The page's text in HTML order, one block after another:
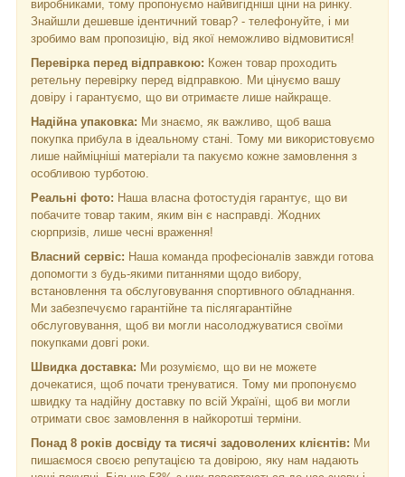
виробниками, тому пропонуємо найвигідніші ціни на ринку.
Знайшли дешевше ідентичний товар? - телефонуйте, і ми
зробимо вам пропозицію, від якої неможливо відмовитися!
Перевірка перед відправкою: Кожен товар проходить
ретельну перевірку перед відправкою. Ми цінуємо вашу
довіру і гарантуємо, що ви отримаєте лише найкраще.
Надійна упаковка: Ми знаємо, як важливо, щоб ваша
покупка прибула в ідеальному стані. Тому ми використовуємо
лише найміцніші матеріали та пакуємо кожне замовлення з
особливою турботою.
Реальні фото: Наша власна фотостудія гарантує, що ви
побачите товар таким, яким він є насправді. Жодних
сюрпризів, лише чесні враження!
Власний сервіс: Наша команда професіоналів завжди готова
допомогти з будь-якими питаннями щодо вибору,
встановлення та обслуговування спортивного обладнання.
Ми забезпечуємо гарантійне та післягарантійне
обслуговування, щоб ви могли насолоджуватися своїми
покупками довгі роки.
Швидка доставка: Ми розуміємо, що ви не можете
дочекатися, щоб почати тренуватися. Тому ми пропонуємо
швидку та надійну доставку по всій Україні, щоб ви могли
отримати своє замовлення в найкоротші терміни.
Понад 8 років досвіду та тисячі задоволених клієнтів: Ми
пишаємося своєю репутацією та довірою, яку нам надають